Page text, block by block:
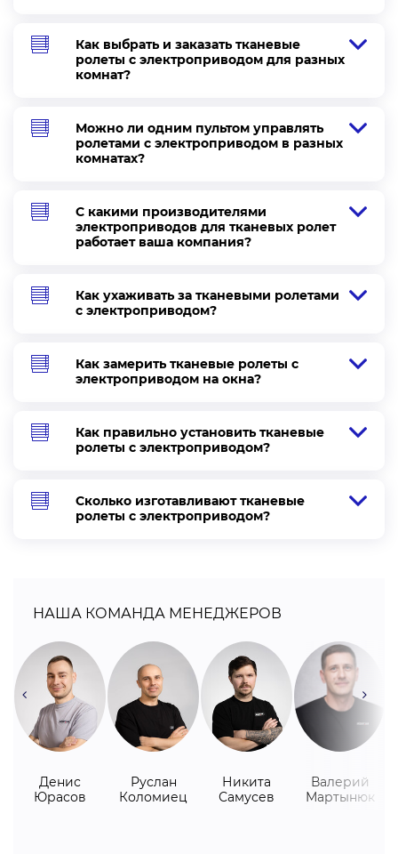
Как выбрать и заказать тканевые
ролеты с электроприводом для разных
комнат?
Можно ли одним пультом управлять
ролетами с электроприводом в разных
комнатах?
С какими производителями
электроприводов для тканевых ролет
работает ваша компания?
Как ухаживать за тканевыми ролетами
с электроприводом?
Как замерить тканевые ролеты с
электроприводом на окна?
Как правильно установить тканевые
ролеты с электроприводом?
Сколько изготавливают тканевые
ролеты с электроприводом?
НАША КОМАНДА МЕНЕДЖЕРОВ
Денис
Юрасов
Руслан
Коломиец
Никита
Самусев
Валерий
Мартынюк